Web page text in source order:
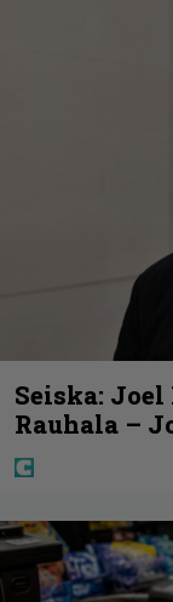
Seiska:
Rauhala –